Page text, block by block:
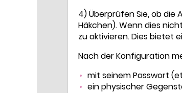
4) Überprüfen Sie, ob die
Häkchen). Wenn dies
zu aktivieren. Dies bietet
Nach der Konfiguration
mit seinem Passwort
ein physischer